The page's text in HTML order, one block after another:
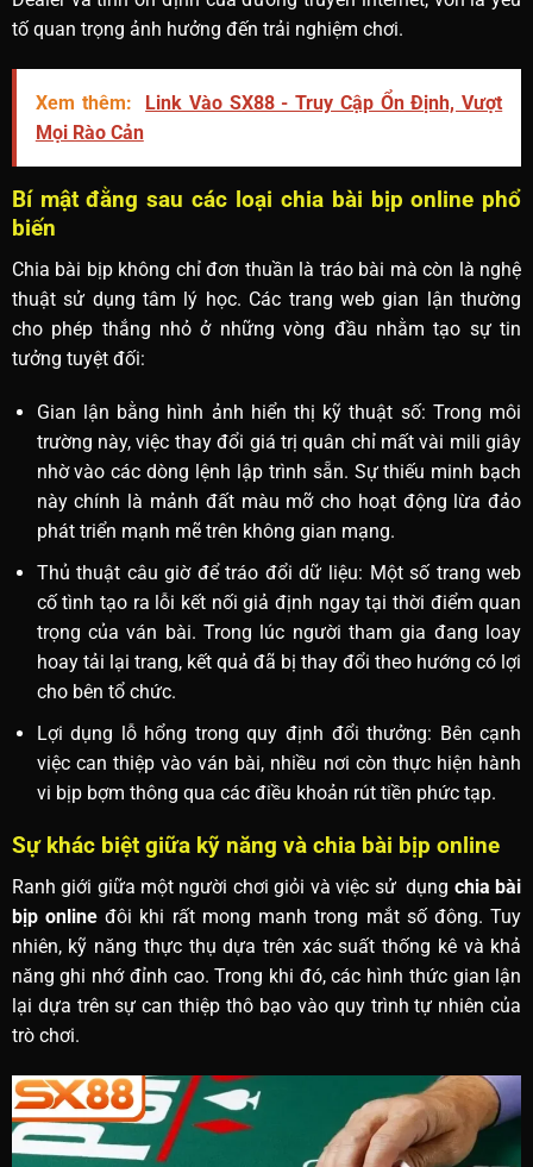
tố quan trọng ảnh hưởng đến trải nghiệm chơi.
Xem thêm:
Link Vào SX88 - Truy Cập Ổn Định, Vượt
Mọi Rào Cản
Bí mật đằng sau các loại chia bài bịp online phổ
biến
Chia bài bịp không chỉ đơn thuần là tráo bài mà còn là nghệ
thuật sử dụng tâm lý học. Các trang web gian lận thường
cho phép thắng nhỏ ở những vòng đầu nhằm tạo sự tin
tưởng tuyệt đối:
Gian lận bằng hình ảnh hiển thị kỹ thuật số: Trong môi
trường này, việc thay đổi giá trị quân chỉ mất vài mili giây
nhờ vào các dòng lệnh lập trình sẵn. Sự thiếu minh bạch
này chính là mảnh đất màu mỡ cho hoạt động lừa đảo
phát triển mạnh mẽ trên không gian mạng.
Thủ thuật câu giờ để tráo đổi dữ liệu: Một số trang web
cố tình tạo ra lỗi kết nối giả định ngay tại thời điểm quan
trọng của ván bài. Trong lúc người tham gia đang loay
hoay tải lại trang, kết quả đã bị thay đổi theo hướng có lợi
cho bên tổ chức.
Lợi dụng lỗ hổng trong quy định đổi thưởng: Bên cạnh
việc can thiệp vào ván bài, nhiều nơi còn thực hiện hành
vi bịp bợm thông qua các điều khoản rút tiền phức tạp.
Sự khác biệt giữa kỹ năng và chia bài bịp online
Ranh giới giữa một người chơi giỏi và việc sử dụng chia bài
bịp online đôi khi rất mong manh trong mắt số đông. Tuy
nhiên, kỹ năng thực thụ dựa trên xác suất thống kê và khả
năng ghi nhớ đỉnh cao. Trong khi đó, các hình thức gian lận
lại dựa trên sự can thiệp thô bạo vào quy trình tự nhiên của
trò chơi.